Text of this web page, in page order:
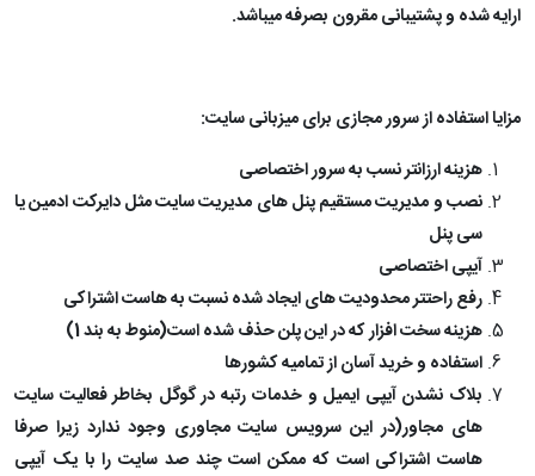
ارایه شده و پشتیبانی مقرون بصرفه میباشد.
مزایا استفاده از سرور مجازی برای میزبانی سایت:
هزینه ارزانتر نسب به سرور اختصاصی
نصب و مدیریت مستقیم پنل های مدیریت سایت مثل دایرکت ادمین یا
سی پنل
آیپی اختصاصی
رفع راحتتر محدودیت های ایجاد شده نسبت به هاست اشتراکی
هزینه سخت افزار که در این پلن حذف شده است(منوط به بند 1)
استفاده و خرید آسان از تمامیه کشورها
بلاک نشدن آیپی ایمیل و خدمات رتبه در گوگل بخاطر فعالیت سایت
های مجاور(در این سرویس سایت مجاوری وجود ندارد زیرا صرفا
هاست اشتراکی است که ممکن است چند صد سایت را با یک آیپی